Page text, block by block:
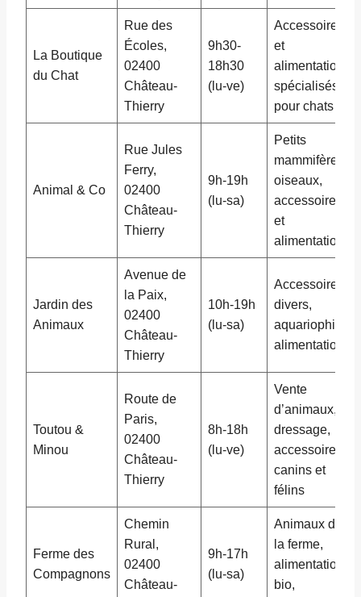
La Boutique
du Chat
Rue des
Écoles,
02400
Château-
Thierry
9h30-
18h30
(lu-ve)
Accessoires
et
alimentation
spécialisés
pour chats
Animal & Co
Rue Jules
Ferry,
02400
Château-
Thierry
9h-19h
(lu-sa)
Petits
mammifères,
oiseaux,
accessoires
et
alimentation
Jardin des
Animaux
Avenue de
la Paix,
02400
Château-
Thierry
10h-19h
(lu-sa)
Accessoires
divers,
aquariophilie,
alimentation
Toutou &
Minou
Route de
Paris,
02400
Château-
Thierry
8h-18h
(lu-ve)
Vente
d’animaux,
dressage,
accessoires
canins et
félins
Ferme des
Compagnons
Chemin
Rural,
02400
Château-
9h-17h
(lu-sa)
Animaux de
la ferme,
alimentation
bio,